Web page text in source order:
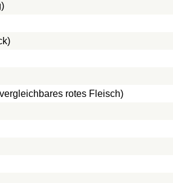
rotes Fleisch)